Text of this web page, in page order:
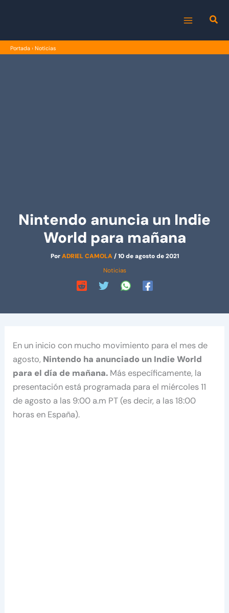
MENU
Portada › Noticias
Nintendo anuncia un Indie
World para mañana
PorADRIEL CAMOLA/10 de agosto de 2021
Noticias
En un inicio con mucho movimiento para el mes de
agosto, Nintendo ha anunciado un Indie World
para el día de mañana. Más específicamente, la
presentación está programada para el miércoles 11
de agosto a las 9:00 a.m PT (es decir, a las 18:00
horas en España).